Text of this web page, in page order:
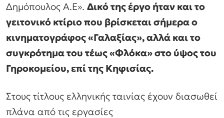
Δημόπουλος Α.Ε». Δικό της έργο ήταν και το
γειτονικό κτίριο που βρίσκεται σήμερα ο
κινηματογράφος «Γαλαξίας», αλλά και το
συγκρότημα του τέως «Φλόκα» στο ύψος του
Γηροκομείου, επί της Κηφισίας.
Στους τίτλους ελληνικής ταινίας έχουν διασωθεί
πλάνα από τις εργασίες